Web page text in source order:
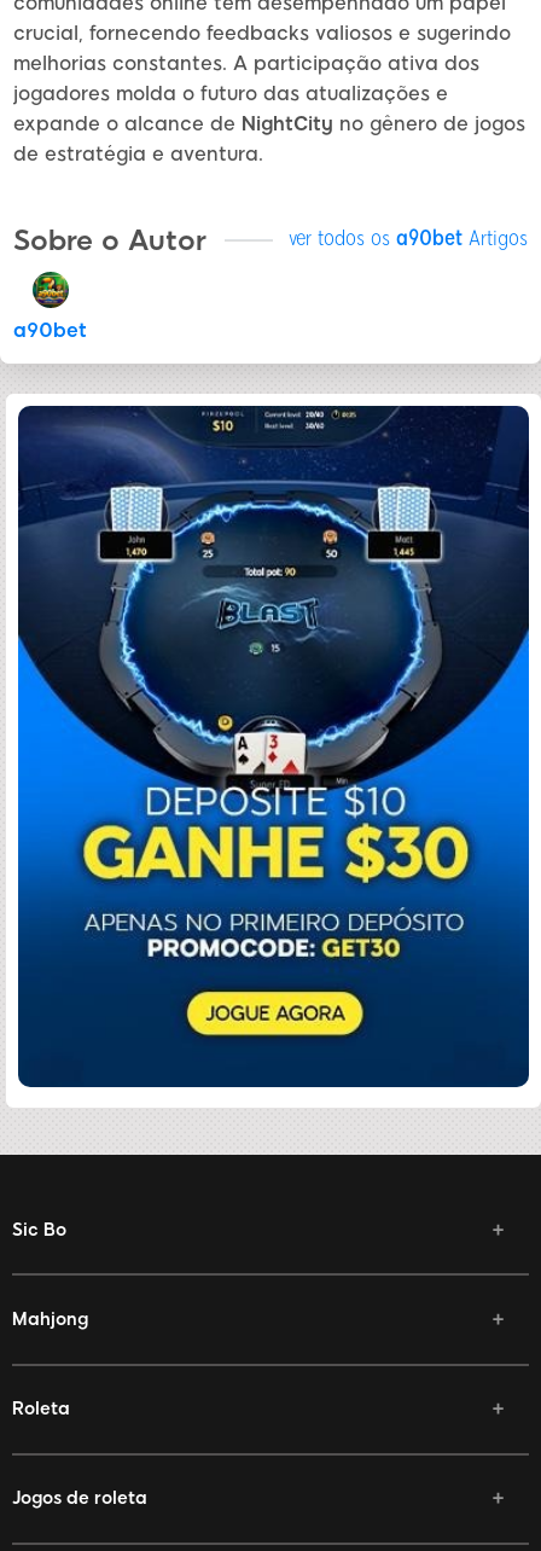
crucial, fornecendo feedbacks valiosos e sugerindo
melhorias constantes. A participação ativa dos
jogadores molda o futuro das atualizações e
expande o alcance de NightCity no gênero de jogos
de estratégia e aventura.
Sobre o Autor ver todos os a90bet Artigos
a90bet
Sic Bo
Mahjong
Roleta
Jogos de roleta